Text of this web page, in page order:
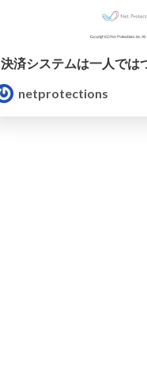
決済システムは一人では
netprotections